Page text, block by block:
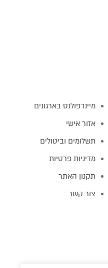
מיינדפולנס בארגונים
אזור אישי
תשלומים וביטולים
מדיניות פרטיות
תקנון האתר
צור קשר